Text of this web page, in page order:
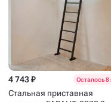
4 743 ₽ Осталось 8
Стальная приставная